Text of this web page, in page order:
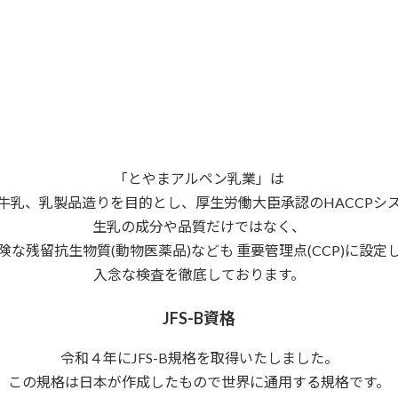
「とやまアルペン乳業」は
乳、乳製品造りを目的とし、厚生労働大臣承認のHACCPシ
生乳の成分や品質だけではなく、
な残留抗生物質(動物医薬品)なども 重要管理点(CCP)に設定し
入念な検査を徹底しております。
JFS-B資格
令和４年にJFS-B規格を取得いたしました。
この規格は日本が作成したもので世界に通用する規格です。